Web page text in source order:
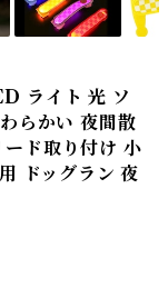
ライト 光 ソ
らかい 夜間散
ド取り付け 小
ドッグラン 夜